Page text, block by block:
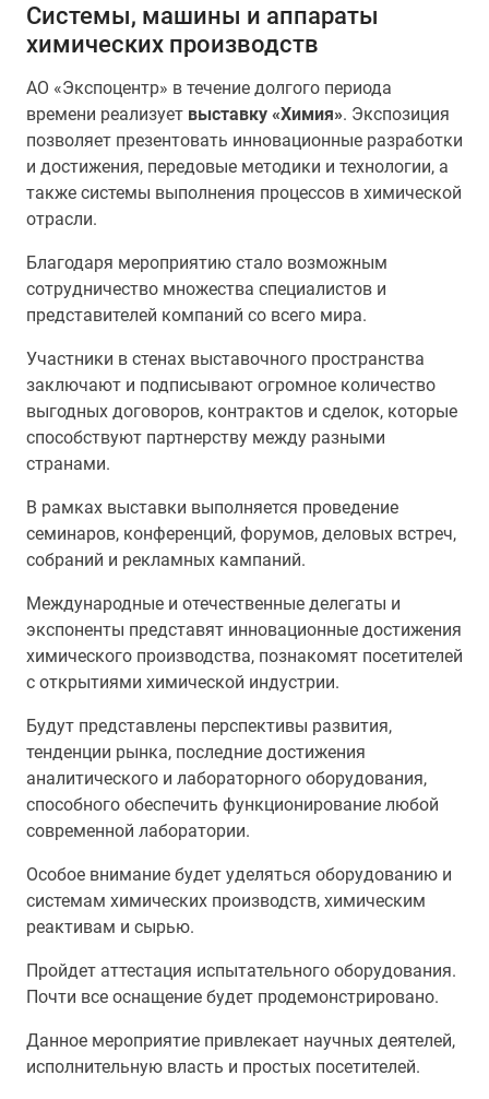
Системы, машины и аппараты
химических производств
АО «Экспоцентр» в течение долгого периода
времени реализует выставку «Химия». Экспозиция
позволяет презентовать инновационные разработки
и достижения, передовые методики и технологии, а
также системы выполнения процессов в химической
отрасли.
Благодаря мероприятию стало возможным
сотрудничество множества специалистов и
представителей компаний со всего мира.
Участники в стенах выставочного пространства
заключают и подписывают огромное количество
выгодных договоров, контрактов и сделок, которые
способствуют партнерству между разными
странами.
В рамках выставки выполняется проведение
семинаров, конференций, форумов, деловых встреч,
собраний и рекламных кампаний.
Международные и отечественные делегаты и
экспоненты представят инновационные достижения
химического производства, познакомят посетителей
с открытиями химической индустрии.
Будут представлены перспективы развития,
тенденции рынка, последние достижения
аналитического и лабораторного оборудования,
способного обеспечить функционирование любой
современной лаборатории.
Особое внимание будет уделяться оборудованию и
системам химических производств, химическим
реактивам и сырью.
Пройдет аттестация испытательного оборудования.
Почти все оснащение будет продемонстрировано.
Данное мероприятие привлекает научных деятелей,
исполнительную власть и простых посетителей.